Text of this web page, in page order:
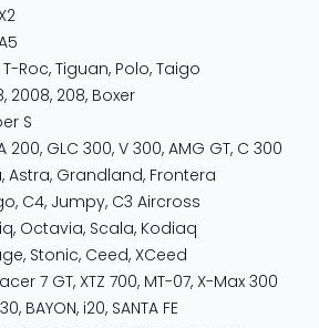
T-Roc, Tiguan, Polo, Taigo
, 2008, 208, Boxer
S
200, GLC 300, V 300, AMG GT, C 300
, Astra, Grandland, Frontera
, C4, Jumpy, C3 Aircross
, Octavia, Scala, Kodiaq
, Stonic, Ceed, XCeed
7 GT, XTZ 700, MT-07, X-Max 300
, BAYON, i20, SANTA FE